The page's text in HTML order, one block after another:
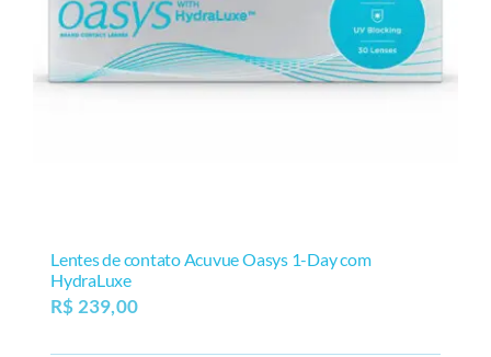
Lentes de contato Acuvue Oasys 1-Day com
HydraLuxe
R$239,00